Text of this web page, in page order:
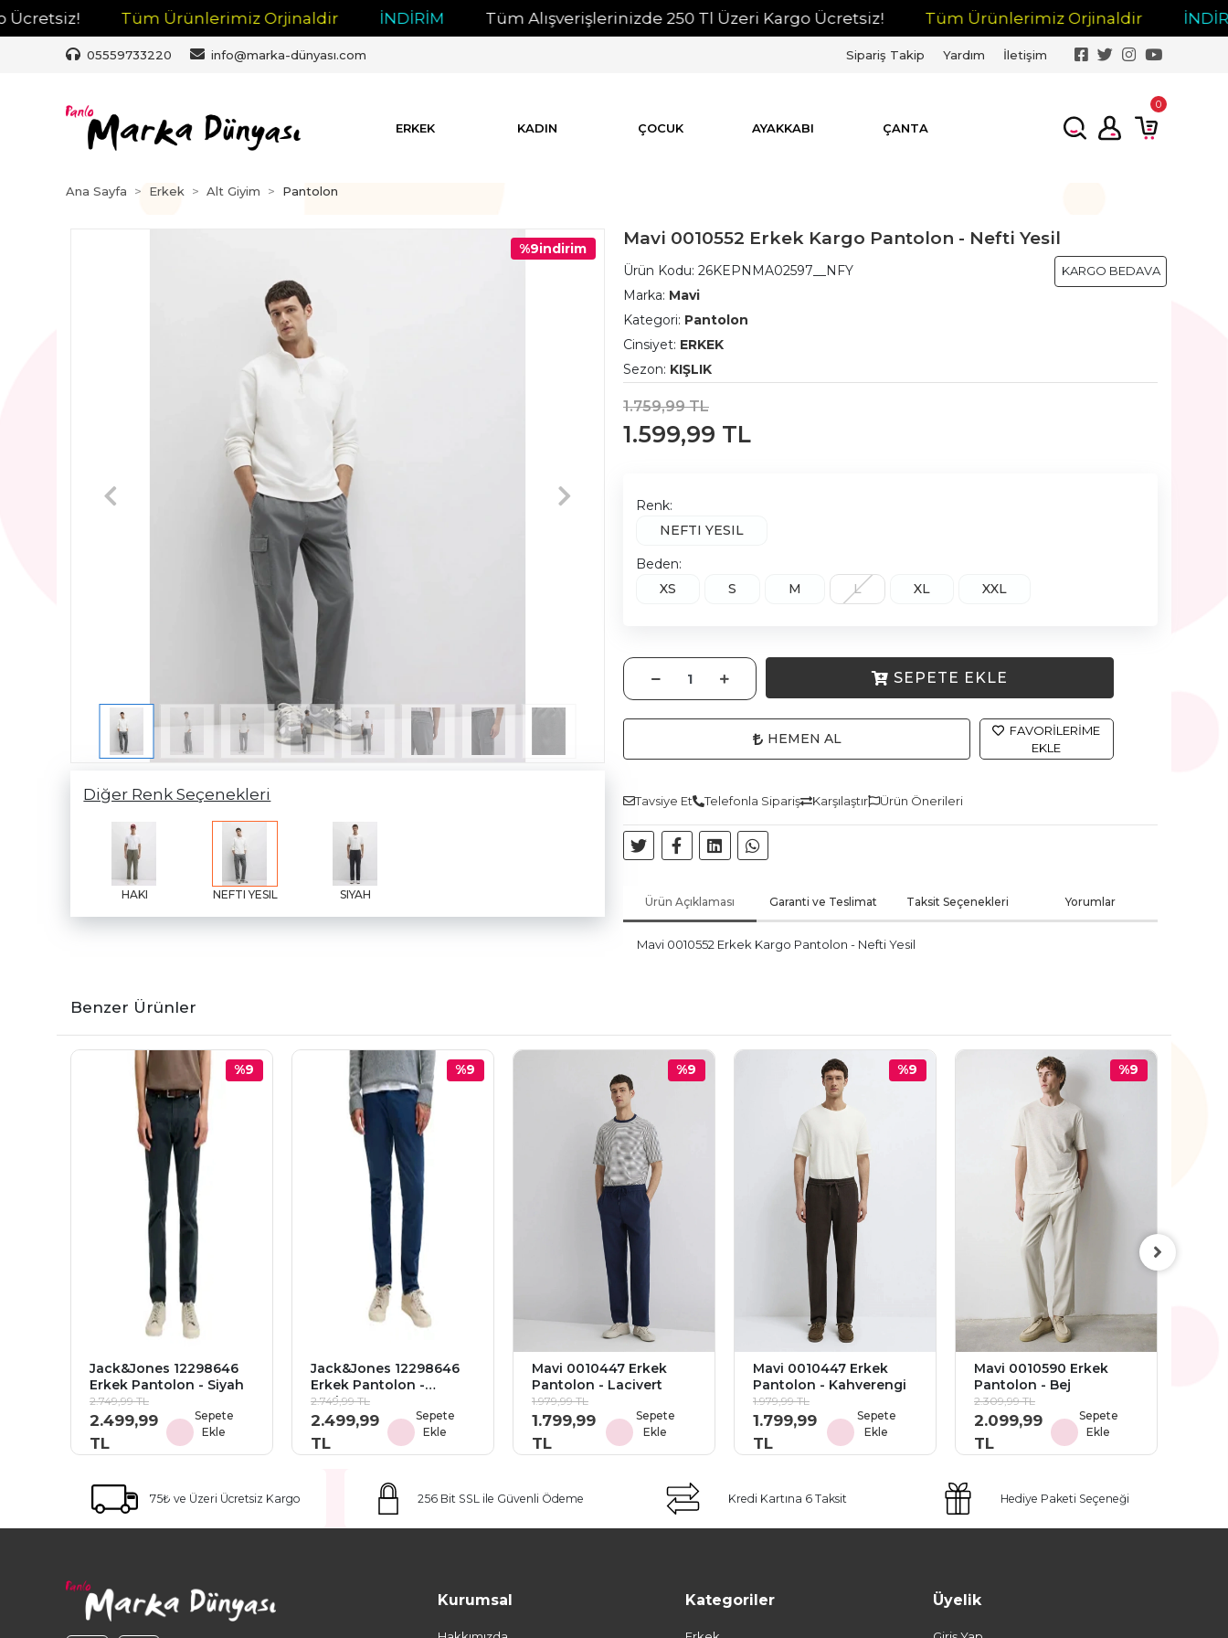
Tüm Ürünlerimiz Orjinaldir İNDİRİM Tüm Alışverişlerinizde 250 Tl Üzeri Kargo Ücretsiz! Tüm Ürünlerimiz Orjinaldir İNDİRİM
05559733220 info@marka-dünyası.com Sipariş Takip Yardım İletişim
ERKEK KADIN ÇOCUK AYAKKABI ÇANTA
0
Ana Sayfa Erkek Alt Giyim Pantolon
%9indirim
Diğer Renk Seçenekleri
HAKI NEFTI YESIL SIYAH
Mavi 0010552 Erkek Kargo Pantolon - Nefti Yesil
KARGO BEDAVA
Ürün Kodu: 26KEPNMA02597__NFY
Marka: Mavi
Kategori: Pantolon
Cinsiyet: ERKEK
Sezon: KIŞLIK
1.759,99 TL
1.599,99 TL
Renk:
NEFTI YESIL
Beden:
XS
S M L XL XXL
SEPETE EKLE
HEMEN AL
FAVORILERIME
EKLE
Tavsiye Et Telefonla Sipariş Karşılaştır Ürün Önerileri
Ürün Açıklaması Garanti ve Teslimat Taksit Seçenekleri Yorumlar
Mavi 0010552 Erkek Kargo Pantolon - Nefti Yesil
Benzer Ürünler
%9
Jack&Jones 12298646
Erkek Pantolon - Siyah
2.749,99 TL
2.499,99
TL
Sepete
Ekle
%9
Jack&Jones 12298646
Erkek Pantolon -
Lacivert
2.749,99 TL
2.499,99
TL
Sepete
Ekle
%9
Mavi 0010447 Erkek
Pantolon - Lacivert
1.979,99 TL
1.799,99
TL
Sepete
Ekle
%9
Mavi 0010447 Erkek
Pantolon - Kahverengi
1.979,99 TL
1.799,99
TL
Sepete
Ekle
%9
Mavi 0010590 Erkek
Pantolon - Bej
2.309,99 TL
2.099,99
TL
Sepete
Ekle
75₺ ve Üzeri Ücretsiz Kargo 256 Bit SSL ile Güvenli Ödeme Kredi Kartına 6 Taksit Hediye Paketi Seçeneği
Kurumsal Kategoriler Üyelik